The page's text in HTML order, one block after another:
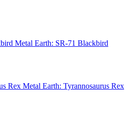
Metal Earth: SR-71 Blackbird
Metal Earth: Tyrannosaurus Rex